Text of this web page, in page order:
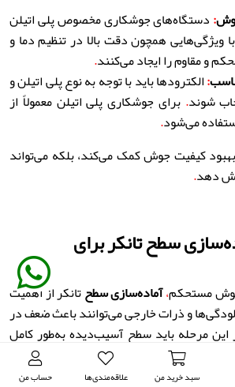
سبد خرید من علاقه‌مندی‌ها حساب من
:دستگاه‌های جوشکاری مخصوص پلی اتیلن
ویژگی‌هایی همچون دقت بالا در تنظیم دما و
و مقاوم را ایجاد می‌کنند.
:الکترودها باید با توجه به نوع پلی اتیلن و
شوند. برای جوشکاری پلی اتیلن معمولاً از
می‌شود.
بهبود کیفیت جوش کمک می‌کند، بلکه می‌تواند
دهد.
سطح تانکر برای
مستحکم،آماده‌سازی سطحتانکر از اهمیت
و ذرات خارجی می‌توانند باعث ضعف در
این مرحله باید سطح آسیب‌دیده به‌طور کامل